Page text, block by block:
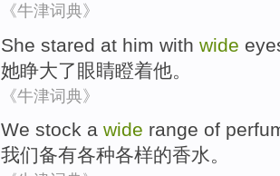
《牛津词典》
She stared at him with wide
她睁大了眼睛瞪着他。
《牛津词典》
We stock a wide range of
我们备有各种各样的香水。